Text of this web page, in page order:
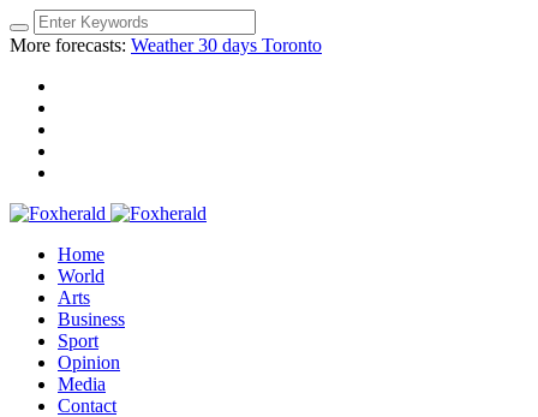
More forecasts: Weather 30 days Toronto
Home
World
Arts
Business
Sport
Opinion
Media
Contact